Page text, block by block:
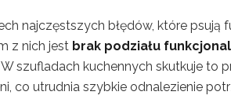
najczęstszych błędów, które
z nich jest brak podziału
W szufladach kuchennych skutkuje
co utrudnia szybkie odnalezienie